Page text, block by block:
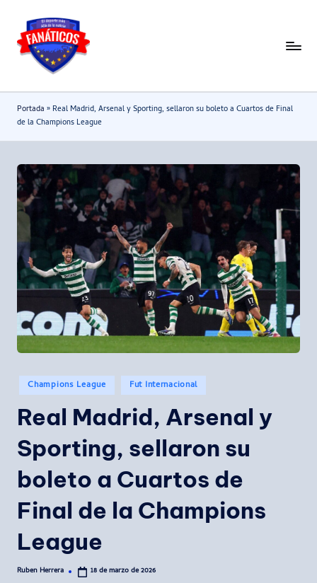
Saltar
contenido
F
n
a
i
c
o
s
Noticias
deportivas
-
Mundial
Portada » Real Madrid, Arsenal y Sporting, sellaron su boleto a Cuartos de Final
de la Champions League
Publicado
en
Champions League Fut Internacional
Real Madrid, Arsenal y
Sporting, sellaron su
boleto a Cuartos de
Final de la Champions
League
Publicado
Ruben Herrera 18 de marzo de 2026